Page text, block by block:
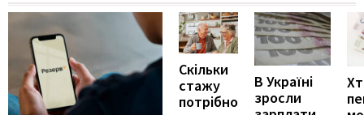
Скільки
стажу
потрібно
В Україні
зросли